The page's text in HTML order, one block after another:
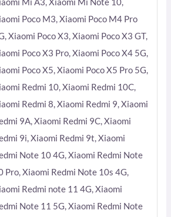
Mi A3, Xiaomi Mi Note 10,
Poco M3, Xiaomi Poco M4 Pro
Xiaomi Poco X3, Xiaomi Poco X3 GT,
Poco X3 Pro, Xiaomi Poco X4 5G,
Poco X5, Xiaomi Poco X5 Pro 5G,
Redmi 10, Xiaomi Redmi 10C,
Redmi 8, Xiaomi Redmi 9, Xiaomi
9A, Xiaomi Redmi 9C, Xiaomi
9i, Xiaomi Redmi 9t, Xiaomi
Note 10 4G, Xiaomi Redmi Note
Pro, Xiaomi Redmi Note 10s 4G,
Redmi note 11 4G, Xiaomi
Note 11 5G, Xiaomi Redmi Note